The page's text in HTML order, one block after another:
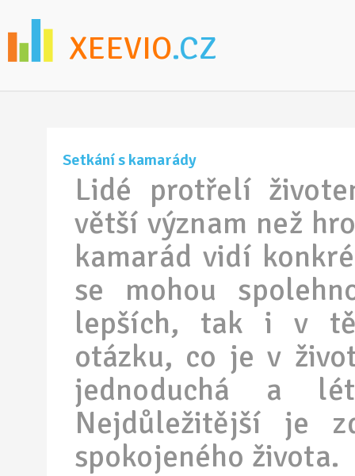
XEEVIO.CZ
Setkání s kamarády
Lidé protřelí
větší význam než
kamarád vidí
se mohou
lepších, tak i v
otázku, co je v
jednoduchá a
Nejdůležitější je
spokojeného života.